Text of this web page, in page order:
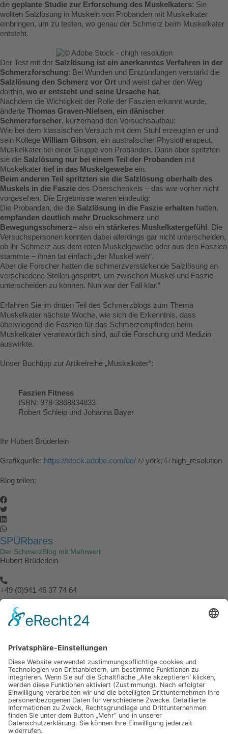
die geplante Studie zur Erforschung des Muskelkaters: Sie
wollten Salzlösung in Muskeln von Probanden mit Muskelkater
einbringen, um zu testen, wo genau der Schmerz beim Muskelkater
entsteht.
Der Test mit der Salzlösung ist ein anerkanntes Verfahren in der
Schmerzforschung: Bei Wunden und Entzündungen verstärkt die
Salzlösung den Schmerz vor Ort und weist daher den Weg
dorthin, wo er entsteht und seine Ursache hat.
Nachdem die Wichtigkeit der Rolle der Faszien erkannt wurde,
änderte Thomas Graven-Nielsen, ein dänischer
Schmerzforscher, kurzerhand den Versuchsaufbau:
Wie bei dem klassischen Versuch mit dem Stuhl erzeugten er und
sein Kollege William Gibson, ein australischer Physiotherapeut,
Muskelkater bei einer Gruppe von Probanden. Dann aber spritzten
sie die Salzlösung nur bei einem Teil der Probanden mit
Muskelkater tief in das Muskelgewebe ein.
Beim anderen Teil spritzten sie die Salzlösung oberhalb des
Muskels in die Faszie des Oberschenkels – das war vorher nicht
vorgesehen. Die Ergebnisse waren eindeutig:
Die Probanden, die die Salzlösung in die Faszie erhalten hatten,
empfanden deutlich mehr Druckschmerz und
Bewegungsschmerz– also ein stärkeres Muskelkatergefühl . Die
Versuchspersonen konnten dabei allerdings gar nicht unterscheiden,
ob ihr Schmerz aus dem roten Muskelgewebe oder aus den Faszien
stammte – ihnen tat einfach „der Muskel weh“.
Aber die Forscher hatten die schmerzverstärkende Salzlösung an
verschiedene Stellen gespritzt, um zwischen Muskel und Faszie
unterscheiden zu können. Nun war der Fall klar.“
Erfahren Sie im dritten Teil des Schmerzblogs zum Thema
Muskelkater nächste Woche, wie sich die Erkenntnis, dass
überwiegend die Faszien für das Schmerzempfinden beim
Muskelkater verantwortlich sind, auf die Forschung und Medizin
auswirkte.
Unser Buchtipp zur Artikelreihe „Muskelkater“:
Faszien Fitness
ISBN: 978-3868834833
Robert Schleip und Johanna Bayer
Ihr Hubert Brüderlein
Grafikquelle: https://stock.adobe.com/de/ © york; © high_resolution
Blog teilen:
SPÜRbares
Der SchmerzBlog mit Mehrwert
Hubert Brüderlein
+49 (0)941 46 37 74 64
info@spuerbares.hubert-bruderlein.com
SPÜRbares
Hauptseite
Impressum
Datenschutz
Hauptseite
Impressum